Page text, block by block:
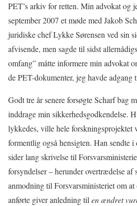
PET’s arkiv for retten. Min advokat og
september 2007 et møde med Jakob
juridiske chef Lykke Sørensen ved sin
afvisende, men sagde til sidst
omfang” måtte informere min advokat
de PET-dokumenter, jeg havde adgang
Godt tre år senere forsøgte Scharf bag
inddrage min sikkerhedsgodkendelse.
lykkedes, ville hele
formentlig også hensigten. Han sendte i
sider lang skrivelse til
forsyndelser – herunder overtrædelse af
anmodning til Forsvarsministeriet om
anførte giver anledning til en ændret